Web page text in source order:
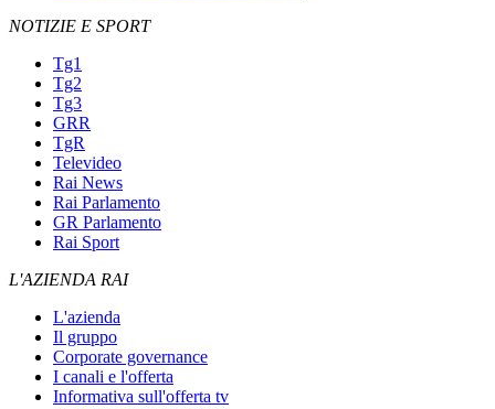
NOTIZIE E SPORT
Tg1
Tg2
Tg3
GRR
TgR
Televideo
Rai News
Rai Parlamento
GR Parlamento
Rai Sport
L'AZIENDA RAI
L'azienda
Il gruppo
Corporate governance
I canali e l'offerta
Informativa sull'offerta tv